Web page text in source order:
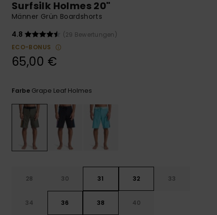
Finden Sie
die häufigsten
Fragen sowie
Surfsilk Holmes 20"
Männer Grün Boardshorts
4.8
(29 Bewertungen)
ECO-BONUS
65,00 €
Farbe Grape Leaf Holmes
28 30 31 32 33
34 36 38 40